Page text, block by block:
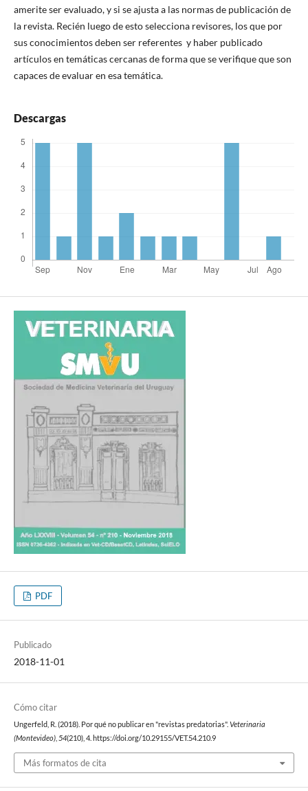
amerite ser evaluado, y si se ajusta a las normas de publicación de
la revista. Recién luego de esto selecciona revisores, los que por
sus conocimientos deben ser referentes y haber publicado
artículos en temáticas cercanas de forma que se verifique que son
capaces de evaluar en esa temática.
Descargas
PDF
Publicado
2018-11-01
Cómo citar
Ungerfeld, R. (2018). Por qué no publicar en "revistas predatorias". Veterinaria
(Montevideo), 54(210), 4. https://doi.org/10.29155/VET.54.210.9
Más formatos de cita